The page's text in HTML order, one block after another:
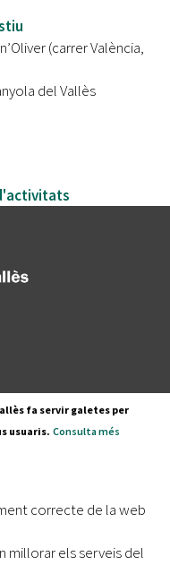
(carrer València,
del Vallès
fa servir galetes per
usuaris. Consulta més
correcte de la web
millorar els serveis del